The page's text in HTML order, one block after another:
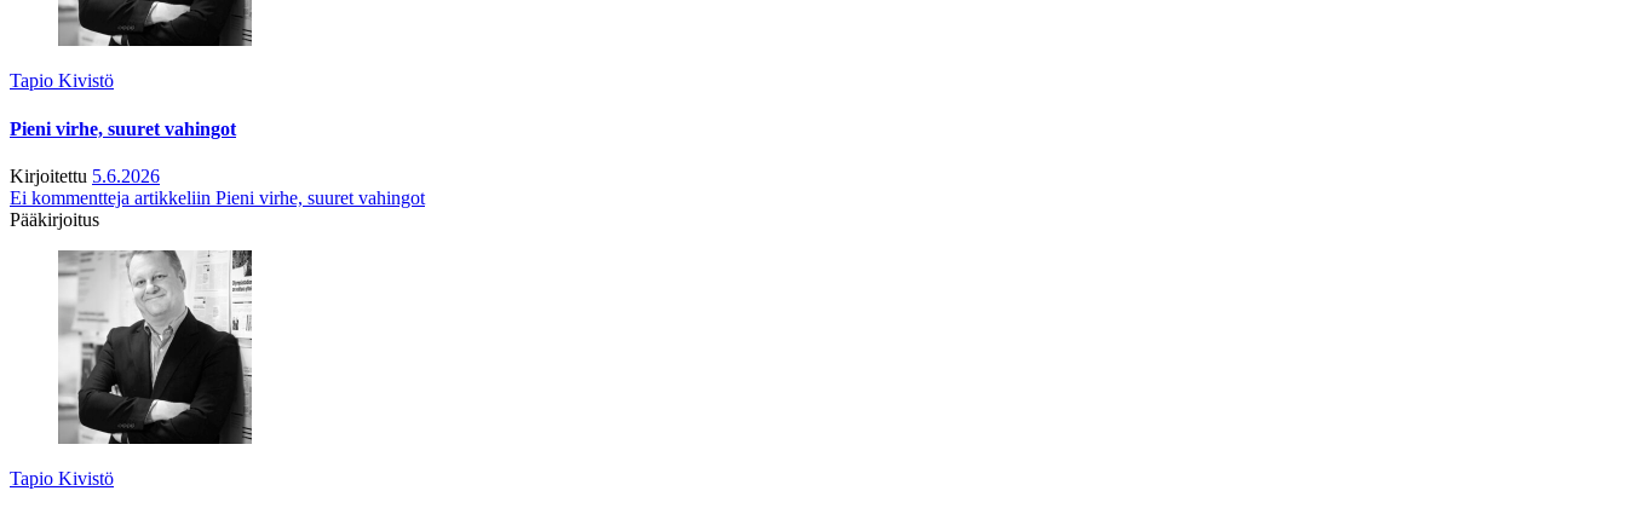
Tapio Kivistö
Pieni virhe, suuret vahingot
Kirjoitettu 5.6.2026
Ei kommentteja artikkeliin Pieni virhe, suuret vahingot
Pääkirjoitus
Tapio Kivistö